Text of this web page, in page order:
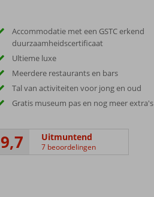
Accommodatie met een GSTC erkend
duurzaamheidscertificaat
Ultieme luxe
Meerdere restaurants en bars
Tal van activiteiten voor jong en oud
Gratis museum pas en nog meer extra's
9,7 Uitmuntend
7 beoordelingen